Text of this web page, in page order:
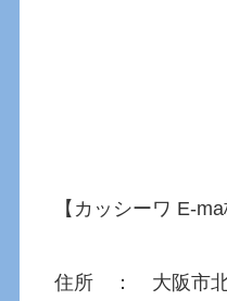
【カッシーワ E-ma
住所 ： 大阪市北